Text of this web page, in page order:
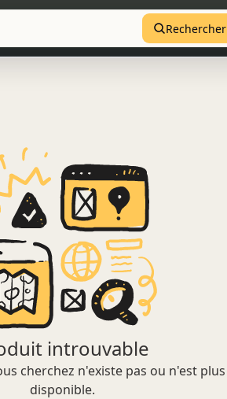
Rechercher
introuvable
cherchez n'existe pas ou n'est plus
disponible.